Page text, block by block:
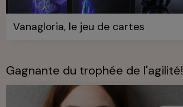
Vanagloria, le jeu de cartes
Gagnante du trophée de l'agilité!